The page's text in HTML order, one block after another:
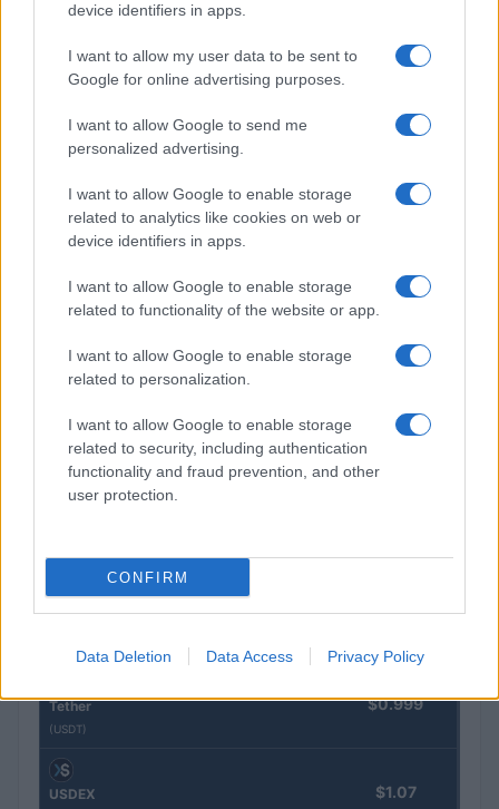
device identifiers in apps.
I want to allow my user data to be sent to
Google for online advertising purposes.
I want to allow Google to send me
personalized advertising.
I want to allow Google to enable storage
related to analytics like cookies on web or
device identifiers in apps.
I want to allow Google to enable storage
related to functionality of the website or app.
I want to allow Google to enable storage
related to personalization.
I want to allow Google to enable storage
related to security, including authentication
functionality and fraud prevention, and other
user protection.
CONFIRM
Data Deletion Data Access Privacy Policy
Nom
Kinza Babylon Staked BTC
(STINJ)
(FIBO)
EquityPay
(EQPAY)
$0.056
Bitcoin
(BTC)
$64,763.00
Ethereum $1,913.22
Tether
(USDT)
$0.999
USDEX $1.07